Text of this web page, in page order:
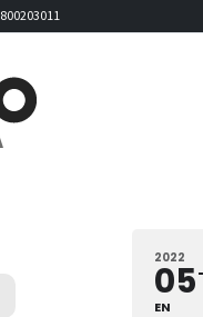
800203011
2022
05
EN